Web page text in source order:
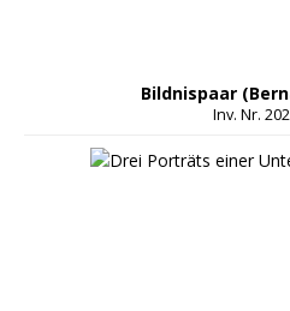
Bildnispaar
Inv. Nr.